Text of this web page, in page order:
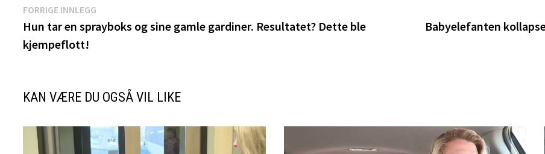
Innleggsnavigasjon
FORRIGE INNLEGG
innlegg:
Hun tar en sprayboks og sine gamle gardiner. Resultatet? Dette ble
kjempeflott!
Babyelefanten
KAN VÆRE DU OGSÅ VIL LIKE